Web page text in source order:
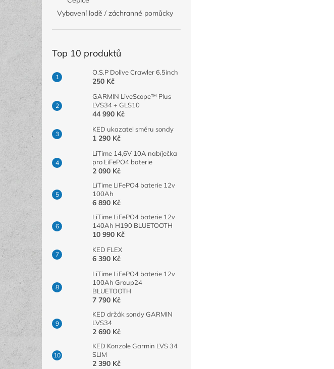
Vybavení lodě / záchranné pomůcky
Top 10 produktů
O.S.P Dolive Crawler 6.5inch
250 Kč
GARMIN LiveScope™ Plus
LVS34 + GLS10
44 990 Kč
KED ukazatel směru sondy
1 290 Kč
LiTime 14,6V 10A nabíječka
pro LiFePO4 baterie
2 090 Kč
LiTime LiFePO4 baterie 12v
100Ah
6 890 Kč
LiTime LiFePO4 baterie 12v
140Ah H190 BLUETOOTH
10 990 Kč
KED FLEX
6 390 Kč
LiTime LiFePO4 baterie 12v
100Ah Group24
BLUETOOTH
7 790 Kč
KED držák sondy GARMIN
LVS34
2 690 Kč
KED Konzole Garmin LVS 34
SLIM
2 390 Kč